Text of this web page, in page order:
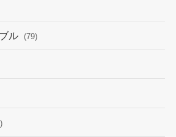
ル (79)